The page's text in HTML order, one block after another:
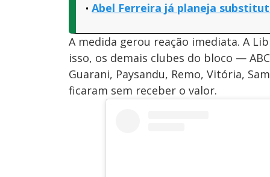
Abel Ferreira já planeja
A medida gerou reação imediata. A
isso, os demais clubes do bloco —
Guarani, Paysandu, Remo, Vitória,
ficaram sem receber o valor.